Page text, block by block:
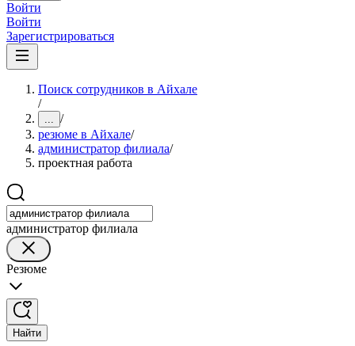
Войти
Войти
Зарегистрироваться
Поиск сотрудников в Айхале
/
... /
резюме в Айхале/
администратор филиала/
проектная работа
администратор филиала
Резюме
Найти